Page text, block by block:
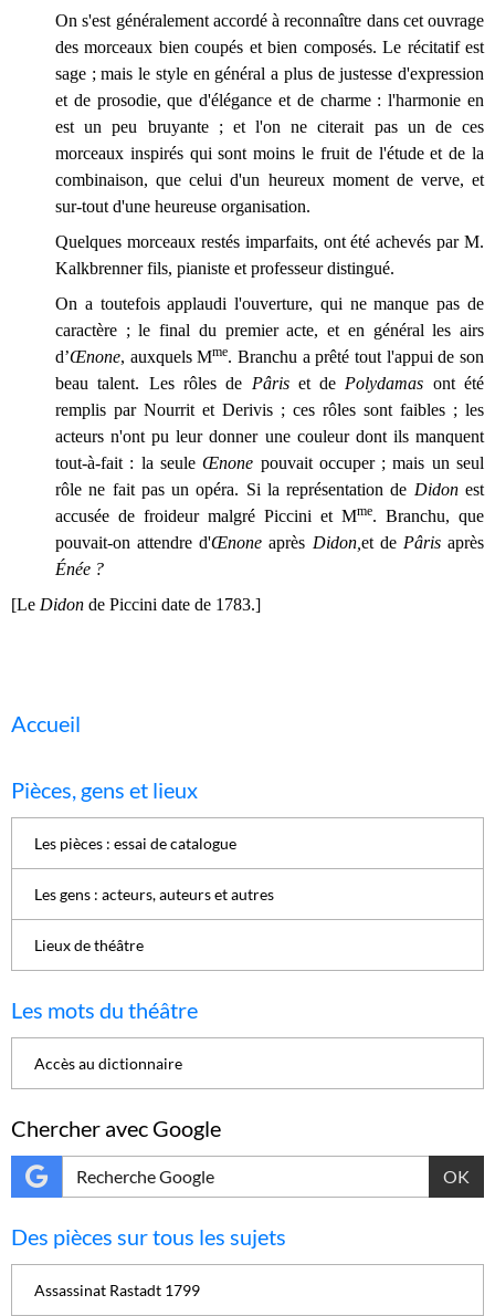
On s'est généralement accordé à reconnaître dans cet ouvrage
des morceaux bien coupés et bien composés. Le récitatif est
sage ; mais le style en général a plus de justesse d'expression
et de prosodie, que d'élégance et de charme : l'harmonie en
est un peu bruyante ; et l'on ne citerait pas un de ces
morceaux inspirés qui sont moins le fruit de l'étude et de la
combinaison, que celui d'un heureux moment de verve, et
sur-tout d'une heureuse organisation.
Quelques morceaux restés imparfaits, ont été achevés par M.
Kalkbrenner fils, pianiste et professeur distingué.
On a toutefois applaudi l'ouverture, qui ne manque pas de
caractère ; le final du premier acte, et en général les airs
d’Œnone, auxquels Mme. Branchu a prêté tout l'appui de son
beau talent. Les rôles de Pâris et de Polydamas ont été
remplis par Nourrit et Derivis ; ces rôles sont faibles ; les
acteurs n'ont pu leur donner une couleur dont ils manquent
tout-à-fait : la seuleŒnone pouvait occuper ; mais un seul
rôle ne fait pas un opéra. Si la représentation de Didonest
accusée de froideur malgré Piccini et Mme. Branchu, que
pouvait-on attendre d'Œnone après Didon, et de Pârisaprès
Énée ?
[Le Didon de Piccini date de 1783.]
Accueil
Pièces, gens et lieux
Les pièces : essai de catalogue
Les gens : acteurs, auteurs et autres
Lieux de théâtre
Les mots du théâtre
Accès au dictionnaire
Chercher avec Google
OK
Des pièces sur tous les sujets
Assassinat Rastadt 1799